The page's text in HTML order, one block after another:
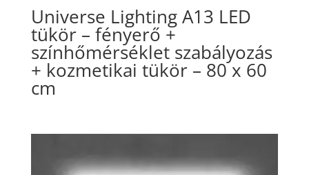
Universe Lighting A13 LED
tükör – fényerő +
színhőmérséklet szabályozás
+ kozmetikai tükör – 80 x 60
cm